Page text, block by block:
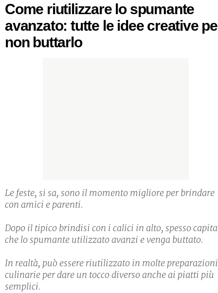
Come riutilizzare lo spumante
avanzato: tutte le idee creative
non buttarlo
Le feste, si sa, sono il momento migliore per brindare
con amici e parenti.
Dopo il tipico brindisi con i calici in alto, spesso capita
che lo spumante utilizzato avanzi e venga buttato.
In realtà, può essere riutilizzato in molte preparazioni
culinarie per dare un tocco diverso anche ai piatti più
semplici.